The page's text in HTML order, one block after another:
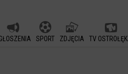
SPORT ZDJĘCIA TV